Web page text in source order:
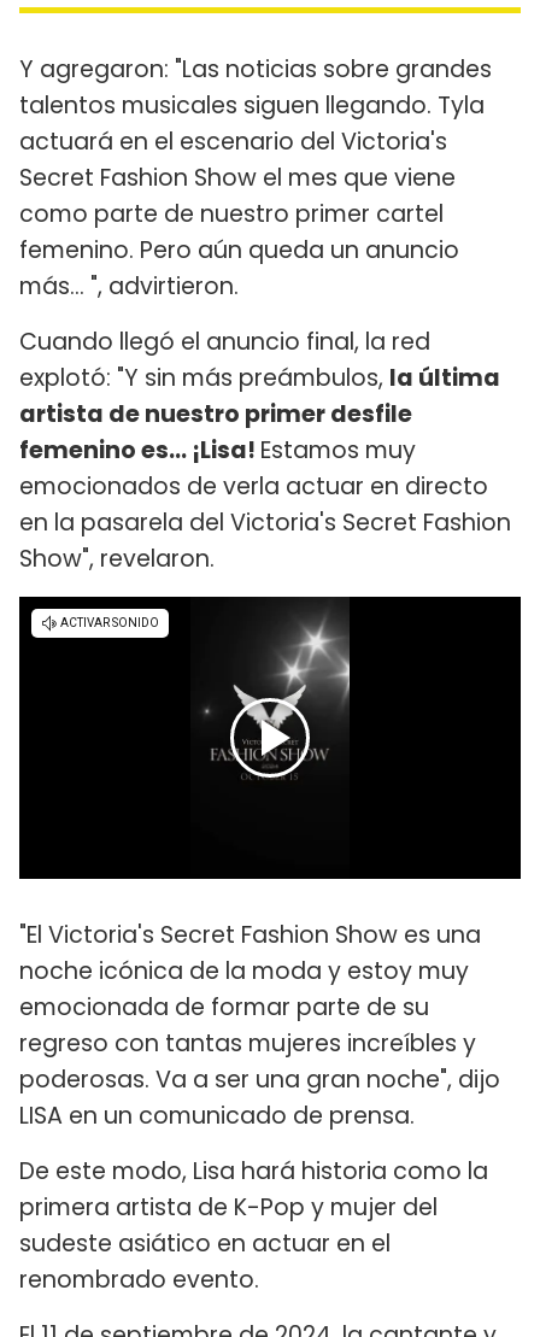
Y agregaron: "Las noticias sobre grandes
talentos musicales siguen llegando. Tyla
actuará en el escenario del Victoria's
Secret Fashion Show el mes que viene
como parte de nuestro primer cartel
femenino. Pero aún queda un anuncio
más... ", advirtieron.
Cuando llegó el anuncio final, la red
explotó: "Y sin más preámbulos, la última
artista de nuestro primer desfile
femenino es... ¡Lisa! Estamos muy
emocionados de verla actuar en directo
en la pasarela del Victoria's Secret Fashion
Show", revelaron.
"El Victoria's Secret Fashion Show es una
noche icónica de la moda y estoy muy
emocionada de formar parte de su
regreso con tantas mujeres increíbles y
poderosas. Va a ser una gran noche", dijo
LISA en un comunicado de prensa.
De este modo, Lisa hará historia como la
primera artista de K-Pop y mujer del
sudeste asiático en actuar en el
renombrado evento.